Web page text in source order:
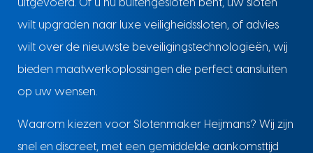
uitgevoerd. Of u nu buitengesloten bent, uw sloten
wilt upgraden naar luxe veiligheidssloten, of advies
wilt over de nieuwste beveiligingstechnologieën, wij
bieden maatwerkoplossingen die perfect aansluiten
op uw wensen.
Waarom kiezen voor Slotenmaker Heijmans? Wij zijn
snel en discreet, met een gemiddelde aankomsttijd